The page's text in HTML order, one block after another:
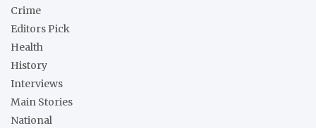
Crime
Editors Pick
Health
History
Interviews
Main Stories
National